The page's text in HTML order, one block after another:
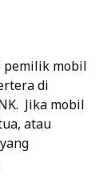
pemilik mobil
di
Jika mobil
atau